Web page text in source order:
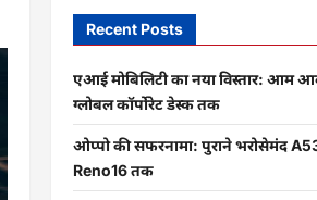
Recent Posts
एआई मोबिलिटी का नया विस्तार: आम
ग्लोबल कॉर्पोरेट डेस्क तक
ओप्पो की सफरनामा: पुराने भरोसेमंद
Reno16 तक